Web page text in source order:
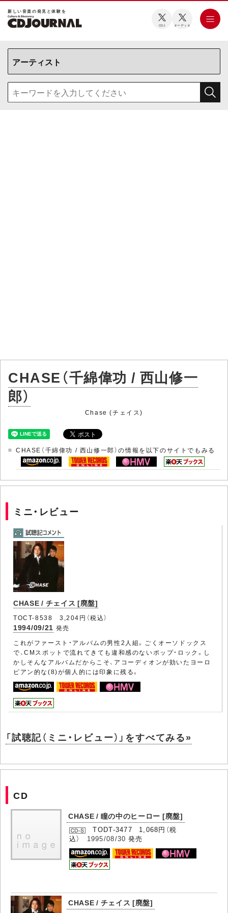
新しい⾳楽の発⾒と体験を
CDJ オーディオ
CHASE（千綿偉功 / 西山修一
郎）
Chase (チェイス)
CHASE（千綿偉功 / 西山修一郎）の情報を以下のサイトでもみる
ミニ・レビュー
CHASE / チェイス [廃盤]
TOCT-8538 3,204円（税込）
1994/09/21 発売
これがファースト・アルバムの男性2人組。ごくオーソドックス
で、CMスポットで流れてきても違和感のないポップ・ロック。し
かしそんなアルバムだからこそ、アコーディオンが効いたヨーロ
ピアン的な(8)が個人的には印象に残る。
「試聴記（ミニ・レビュー）」をすべてみる»
CD
CHASE / 瞳の中のヒーロー [廃盤]
TODT-3477 1,068円（税
込） 1995/08/30 発売
CHASE / チェイス [廃盤]